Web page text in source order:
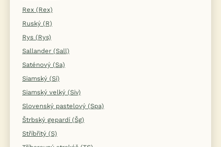
Rex (Rex)
Ruský (R)
Rys (Rys)
Sallander (Sall)
Saténový (Sa)
Siamský (Si)
Siamský velký (Siv)
Slovenský pastelový (Spa)
Štrbský gepardí (Šg)
Stříbřitý (S)